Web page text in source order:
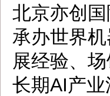
北京亦创
承办世界
展经验、
长期AI产